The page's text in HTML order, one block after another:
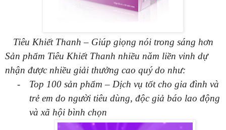
Tiêu Khiết Thanh – Giúp giọng nói trong sáng hơn
Sản phẩm Tiêu Khiết Thanh nhiều năm liền vinh dự
nhận được nhiều giải thưởng cao quý do như:
-
Top 100 sản phẩm – Dịch vụ tốt cho gia đình và
trẻ em do người tiêu dùng, độc giả báo lao động
và xã hội bình chọn